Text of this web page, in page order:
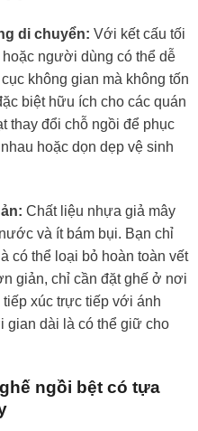
di chuyển: Với kết cấu tối
người dùng có thể dễ
không gian mà không tốn
biệt hữu ích cho các quán
thay đổi chỗ ngồi để phục
hoặc dọn dẹp vệ sinh
Chất liệu nhựa giả mây
và ít bám bụi. Bạn chỉ
có thể loại bỏ hoàn toàn vết
giản, chỉ cần đặt ghế ở nơi
tiếp xúc trực tiếp với ánh
gian dài là có thể giữ cho
ngồi bệt có tựa